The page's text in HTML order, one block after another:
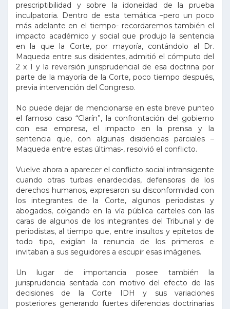
prescriptibilidad y sobre la idoneidad de la prueba
inculpatoria. Dentro de esta temática –pero un poco
más adelante en el tiempo- recordaremos también el
impacto académico y social que produjo la sentencia
en la que la Corte, por mayoría, contándolo al Dr.
Maqueda entre sus disidentes, admitió el cómputo del
2 x 1 y la reversión jurisprudencial de esa doctrina por
parte de la mayoría de la Corte, poco tiempo después,
previa intervención del Congreso.
No puede dejar de mencionarse en este breve punteo
el famoso caso “Clarín”, la confrontación del gobierno
con esa empresa, el impacto en la prensa y la
sentencia que, con algunas disidencias parciales –
Maqueda entre estas últimas-, resolvió el conflicto.
Vuelve ahora a aparecer el conflicto social intransigente
cuando otras turbas enardecidas, defensoras de los
derechos humanos, expresaron su disconformidad con
los integrantes de la Corte, algunos periodistas y
abogados, colgando en la vía pública carteles con las
caras de algunos de los integrantes del Tribunal y de
periodistas, al tiempo que, entre insultos y epítetos de
todo tipo, exigían la renuncia de los primeros e
invitaban a sus seguidores a escupir esas imágenes.
Un lugar de importancia posee también la
jurisprudencia sentada con motivo del efecto de las
decisiones de la Corte IDH y sus variaciones
posteriores generando fuertes diferencias doctrinarias